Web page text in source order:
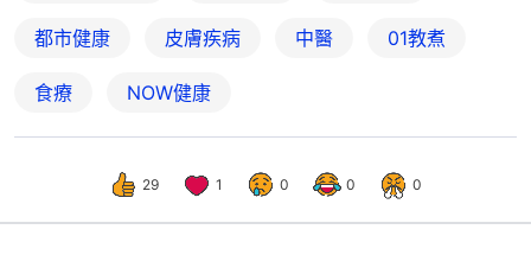
都市健康 皮膚疾病 中醫 01教煮
食療 NOW健康
29 1 0 0 0